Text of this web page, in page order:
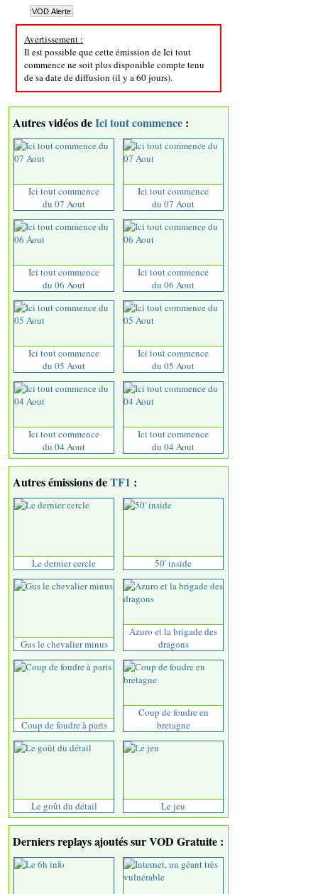
Avertissement :
Il est possible que cette émission de Ici tout
commence ne soit plus disponible compte tenu
de sa date de diffusion (il y a 60 jours).
Autres vidéos deIci tout commence :
Ici tout commence
du 07 Aout
Ici tout commence
du 07 Aout
Ici tout commence
du 06 Aout
Ici tout commence
du 06 Aout
Ici tout commence
du 05 Aout
Ici tout commence
du 05 Aout
Ici tout commence
du 04 Aout
Ici tout commence
du 04 Aout
Autres émissions deTF1 :
Le dernier cercle 50' inside
Gus le chevalier minus
Azuro et la brigade des
dragons
Coup de foudre à paris
Coup de foudre en
bretagne
Le goût du détail Le jeu
Derniers replays ajoutés sur VOD Gratuite :